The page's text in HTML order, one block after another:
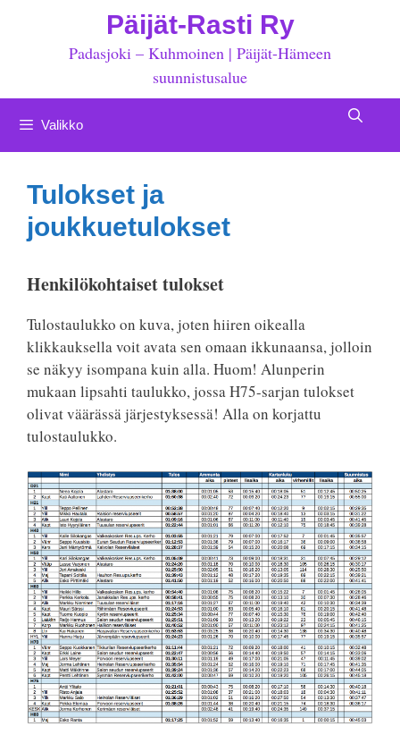
Päijät-Rasti Ry
Padasjoki – Kuhmoinen | Päijät-Hämeen
suunnistusalue
Valikko
Tulokset ja
joukkuetulokset
Henkilökohtaiset tulokset
Tulostaulukko on kuva, joten hiiren oikealla
klikkauksella voit avata sen omaan ikkunaansa, jolloin
se näkyy isompana kuin alla. Huom! Alunperin
mukaan lipsahti taulukko, jossa H75-sarjan tulokset
olivat väärässä järjestyksessä! Alla on korjattu
tulostaulukko.